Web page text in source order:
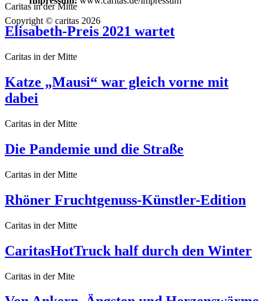
Caritas in der Mitte
Elisabeth-Preis 2021 wartet
Caritas in der Mitte
Katze „Mausi“ war gleich vorne mit
dabei
Caritas in der Mitte
Die Pandemie und die Straße
Caritas in der Mitte
Rhöner Fruchtgenuss-Künstler-Edition
Caritas in der Mitte
CaritasHotTruck half durch den Winter
Caritas in der Mite
Copyright © caritas 2026